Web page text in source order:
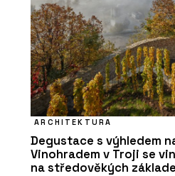
ARCHITEKTURA
Degustace s výhledem
Vinohradem v Troji se
na středověkých